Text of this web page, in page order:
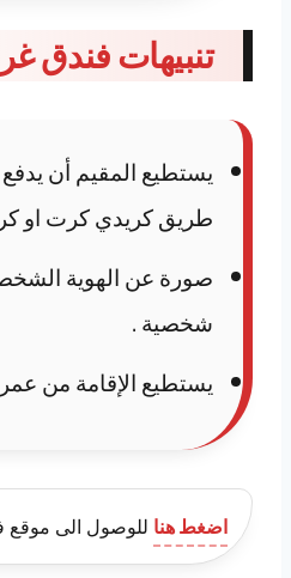
تنبيهات فندق
يستطيع المقيم أن
طريق كريدي كرت او
صورة عن الهوية
شخصية .
يستطيع الإقامة من عمر 18
اضغط هناللوصول الى موقع